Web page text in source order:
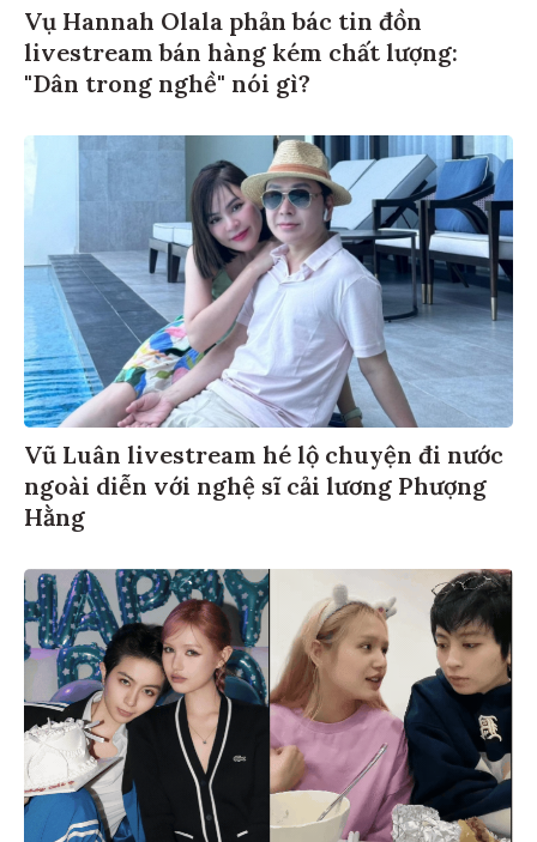
Vụ Hannah Olala phản bác tin đồn
livestream bán hàng kém chất lượng:
"Dân trong nghề" nói gì?
Vũ Luân livestream hé lộ chuyện đi nước
ngoài diễn với nghệ sĩ cải lương Phượng
Hằng